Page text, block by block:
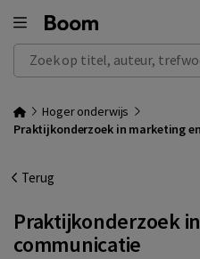
Zoek op titel, auteur, trefwoord
Hoger onderwijs
Praktijkonderzoek in marketing
Terug
Praktijkonderzoek
communicatie